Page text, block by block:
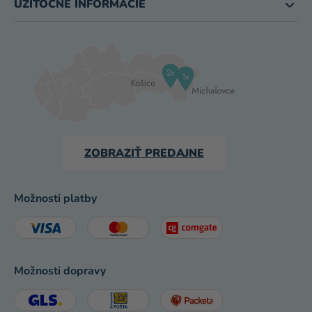
UŽITOČNÉ INFORMÁCIE
ZOBRAZIŤ PREDAJNE
Možnosti platby
Možnosti dopravy